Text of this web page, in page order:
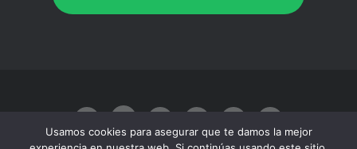
Usamos cookies para asegurar que te damos la mejor